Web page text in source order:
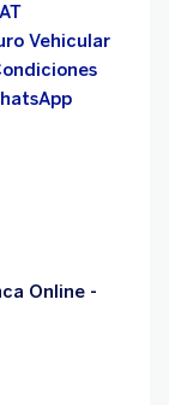
Vehicular
Online -